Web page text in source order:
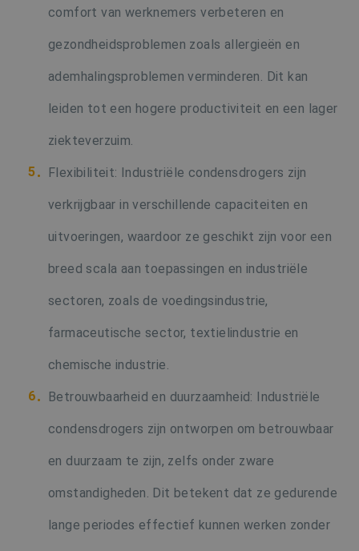
comfort van werknemers verbeteren en
gezondheidsproblemen zoals allergieën en
ademhalingsproblemen verminderen. Dit kan
leiden tot een hogere productiviteit en een lager
ziekteverzuim.
Flexibiliteit: Industriële condensdrogers zijn
verkrijgbaar in verschillende capaciteiten en
uitvoeringen, waardoor ze geschikt zijn voor een
breed scala aan toepassingen en industriële
sectoren, zoals de voedingsindustrie,
farmaceutische sector, textielindustrie en
chemische industrie.
Betrouwbaarheid en duurzaamheid: Industriële
condensdrogers zijn ontworpen om betrouwbaar
en duurzaam te zijn, zelfs onder zware
omstandigheden. Dit betekent dat ze gedurende
lange periodes effectief kunnen werken zonder